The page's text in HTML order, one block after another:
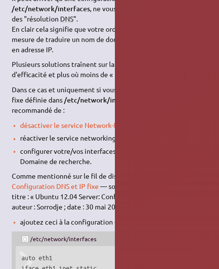
/etc/network/interfaces, ne vous permette plus d'effectuer
des "résolution DNS".
En clair cela signifie que votre ordinateur ne sera plus en
mesure de traduire un nom de domaine (eg:
en adresse IP.
Plusieurs solutions traînent sur la toile, avec plus où moins
d'efficacité et plus où moins de « bonne pratique ».
Dans ce cas et uniquement si vous utilisez une configuration
fixe définie dans/etc/network/interfaces
recommandé de :
désactiver le service Network-Manager
réactiver le service networking et de
configurer votre/vos interfaces en renseignant
Domaine de recherche.
Comme mentionné sur le fil de discussion
Configuration DNS et IP fixe — source : sorrodje.alter-it.org ;
titre : « Ubuntu 12.04 Server: Configuration
auteur : Sorrodje ; date : 30 mai 2012.
ajoutez ceci à la configuration de votre/vos interfaces :
/etc/network/interfaces
auto eth1